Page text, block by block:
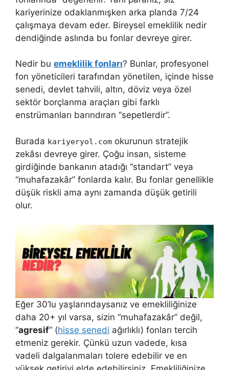
kariyerinize odaklanmışken arka planda 7/24
çalışmaya devam eder. Bireysel emeklilik nedir
dendiğinde aslında bu fonlar devreye girer.
Nedir bu emeklilik fonları? Bunlar, profesyonel
fon yöneticileri tarafından yönetilen, içinde hisse
senedi, devlet tahvili, altın, döviz veya özel
sektör borçlanma araçları gibi farklı
enstrümanları barındıran “sepetlerdir”.
Burada kariyeryol.com okurunun stratejik
zekâsı devreye girer. Çoğu insan, sisteme
girdiğinde bankanın atadığı “standart” veya
“muhafazakâr” fonlarda kalır. Bu fonlar genellikle
düşük riskli ama aynı zamanda düşük getirili
olur.
Eğer 30’lu yaşlarındaysanız ve emekliliğinize
daha 20+ yıl varsa, sizin “muhafazakâr” değil,
“agresif” (hisse senedi ağırlıklı) fonları tercih
etmeniz gerekir. Çünkü uzun vadede, kısa
vadeli dalgalanmaları tolere edebilir ve en